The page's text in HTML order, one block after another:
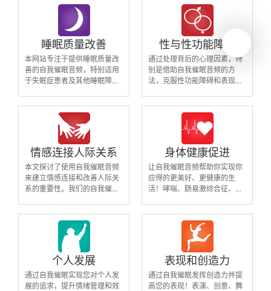
划，拥有美容效果。实际上，
我们拥有更多的控制权，催眠
治疗是提升控制力、增强身心
联系、重获青春的有效方法
思维，帮助你改变*惯、调整
生活方式以及减轻和控制体
重。与传统的减肥方法相比，
我们的音频不仅帮助个体做出
必要的深刻改变，还支持长期
的成功成果。
睡眠质量改善
本网站专注于提供睡眠质量改
善的自我催眠音频，特别适用
于失眠症患者及其他睡眠障碍
先进的催眠技术，已经帮助数
以万计的用户改善了睡眠质
量。通过使用我们的自我催眠
音频，您可以显著提升睡眠质
量，提升日间生活质量。
性与性功能障碍
通过处理背后的心理因素，特
别是借助自我催眠音频的方
法，克服性功能障碍和表现焦
性自信，克服因性焦虑引起的
问题，改善人际关系。
情感连接人际关系
本文探讨了使用自我催眠音频
来建立情感连接和改善人际关
系的重要性。我们的自我催眠
改善现有关系或开始新关系的
个体。通过自我催眠，您可以
更好地与自己和他人建立情感
连接，促进更好的社交互动和
人际关系。
身体健康促进
让自我催眠音频帮助你实现你
应得的更美好、更健康的生
活！哮喘、肠易激综合征、血
个人发展
通过自我催眠实现您对个人发
展的追求，提升情绪管理和效
表现和创造力
通过自我催眠发挥创造力并提
高您的表现！表演、创意、舞